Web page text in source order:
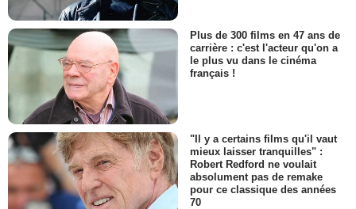
Plus de 300 films en 47 ans de
carrière : c'est l'acteur qu'on a
le plus vu dans le cinéma
français !
"Il y a certains films qu'il vaut
mieux laisser tranquilles" :
Robert Redford ne voulait
absolument pas de remake
pour ce classique des années
70